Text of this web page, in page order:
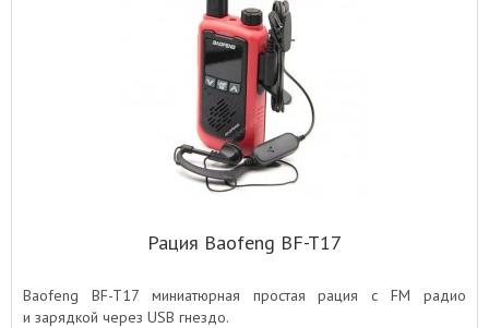
Рация Baofeng BF-T17
Baofeng BF-T17 миниатюрная простая рация с FM радио
и зарядкой через USB гнездо.